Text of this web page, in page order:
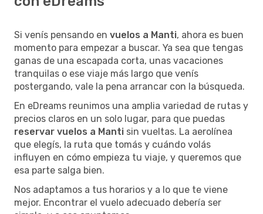
Si venís pensando en vuelos a Manti, ahora es buen
momento para empezar a buscar. Ya sea que tengas
ganas de una escapada corta, unas vacaciones
tranquilas o ese viaje más largo que venís
postergando, vale la pena arrancar con la búsqueda.
En eDreams reunimos una amplia variedad de rutas y
precios claros en un solo lugar, para que puedas
reservar vuelos a Manti sin vueltas. La aerolínea
que elegís, la ruta que tomás y cuándo volás
influyen en cómo empieza tu viaje, y queremos que
esa parte salga bien.
Nos adaptamos a tus horarios y a lo que te viene
mejor. Encontrar el vuelo adecuado debería ser